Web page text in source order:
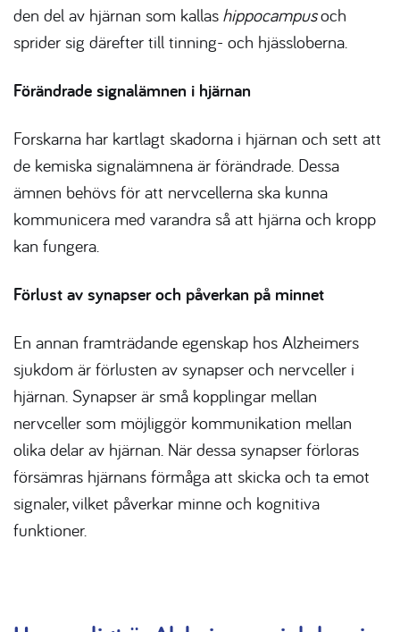
den del av hjärnan som kallas hippocampusoch
sprider sig därefter till tinning- och hjässloberna.
Förändrade signalämnen i hjärnan
Forskarna har kartlagt skadorna i hjärnan och sett att
de kemiska signalämnena är förändrade. Dessa
ämnen behövs för att nervcellerna ska kunna
kommunicera med varandra så att hjärna och kropp
kan fungera.
Förlust av synapser och påverkan på minnet
En annan framträdande egenskap hos Alzheimers
sjukdom är förlusten av synapser och nervceller i
hjärnan. Synapser är små kopplingar mellan
nervceller som möjliggör kommunikation mellan
olika delar av hjärnan. När dessa synapser förloras
försämras hjärnans förmåga att skicka och ta emot
signaler, vilket påverkar minne och kognitiva
funktioner.